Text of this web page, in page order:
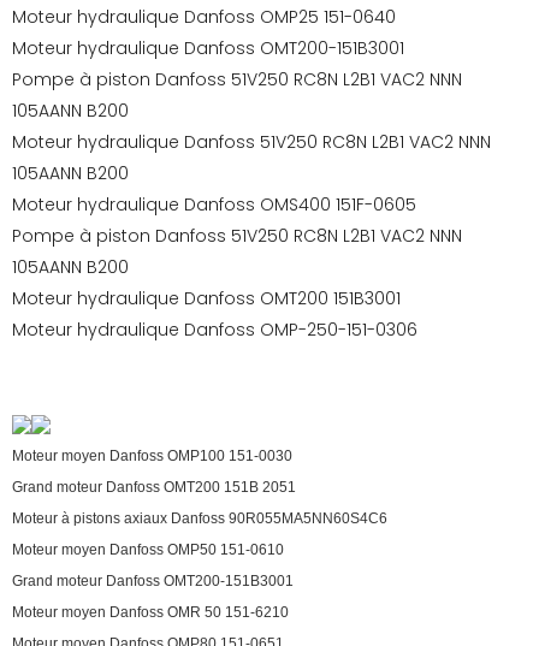
Moteur hydraulique Danfoss OMP25 151-0640
Moteur hydraulique Danfoss OMT200-151B3001
Pompe à piston Danfoss 51V250 RC8N L2B1 VAC2 NNN
105AANN B200
Moteur hydraulique Danfoss 51V250 RC8N L2B1 VAC2 NNN
105AANN B200
Moteur hydraulique Danfoss OMS400 151F-0605
Pompe à piston Danfoss 51V250 RC8N L2B1 VAC2 NNN
105AANN B200
Moteur hydraulique Danfoss OMT200 151B3001
Moteur hydraulique Danfoss OMP-250-151-0306
Moteur moyen Danfoss OMP100 151-0030
Grand moteur Danfoss OMT200 151B 2051
Moteur à pistons axiaux Danfoss 90R055MA5NN60S4C6
Moteur moyen Danfoss OMP50 151-0610
Grand moteur Danfoss OMT200-151B3001
Moteur moyen Danfoss OMR 50 151-6210